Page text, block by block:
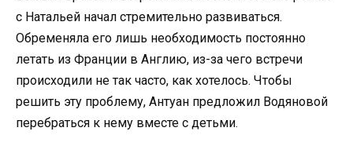
с Натальей начал стремительно развиваться.
Обременяла его лишь необходимость постоянно
летать из Франции в Англию, из-за чего встречи
происходили не так часто, как хотелось. Чтобы
решить эту проблему, Антуан предложил Водяновой
перебраться к нему вместе с детьми.